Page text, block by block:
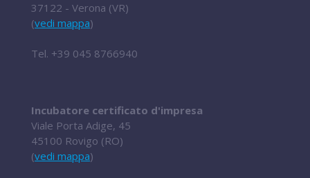
37122 - Verona (VR)
(vedi mappa)
Tel. +39 045 8766940
Incubatore certificato d'impresa
Viale Porta Adige, 45
45100 Rovigo (RO)
(vedi mappa)